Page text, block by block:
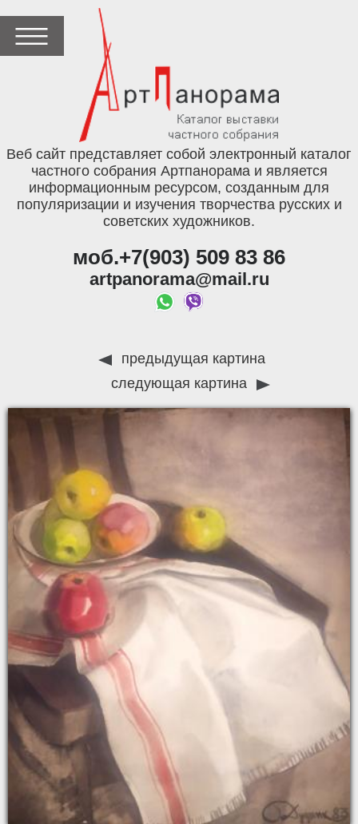
Веб сайт представляет собой электронный каталог
частного собрания Артпанорама и является
информационным ресурсом, созданным для
популяризации и изучения творчества русских и
советских художников.
моб.+7(903) 509 83 86
artpanorama@mail.ru
предыдущая картина
следующая картина